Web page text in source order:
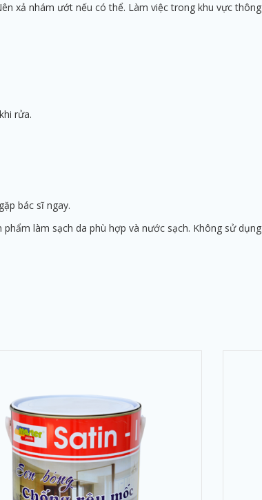
xả nhám ướt nếu có thể. Làm việc trong khu vực thông
rửa.
bác sĩ ngay.
làm sạch da phù hợp và nước sạch. Không sử dụng